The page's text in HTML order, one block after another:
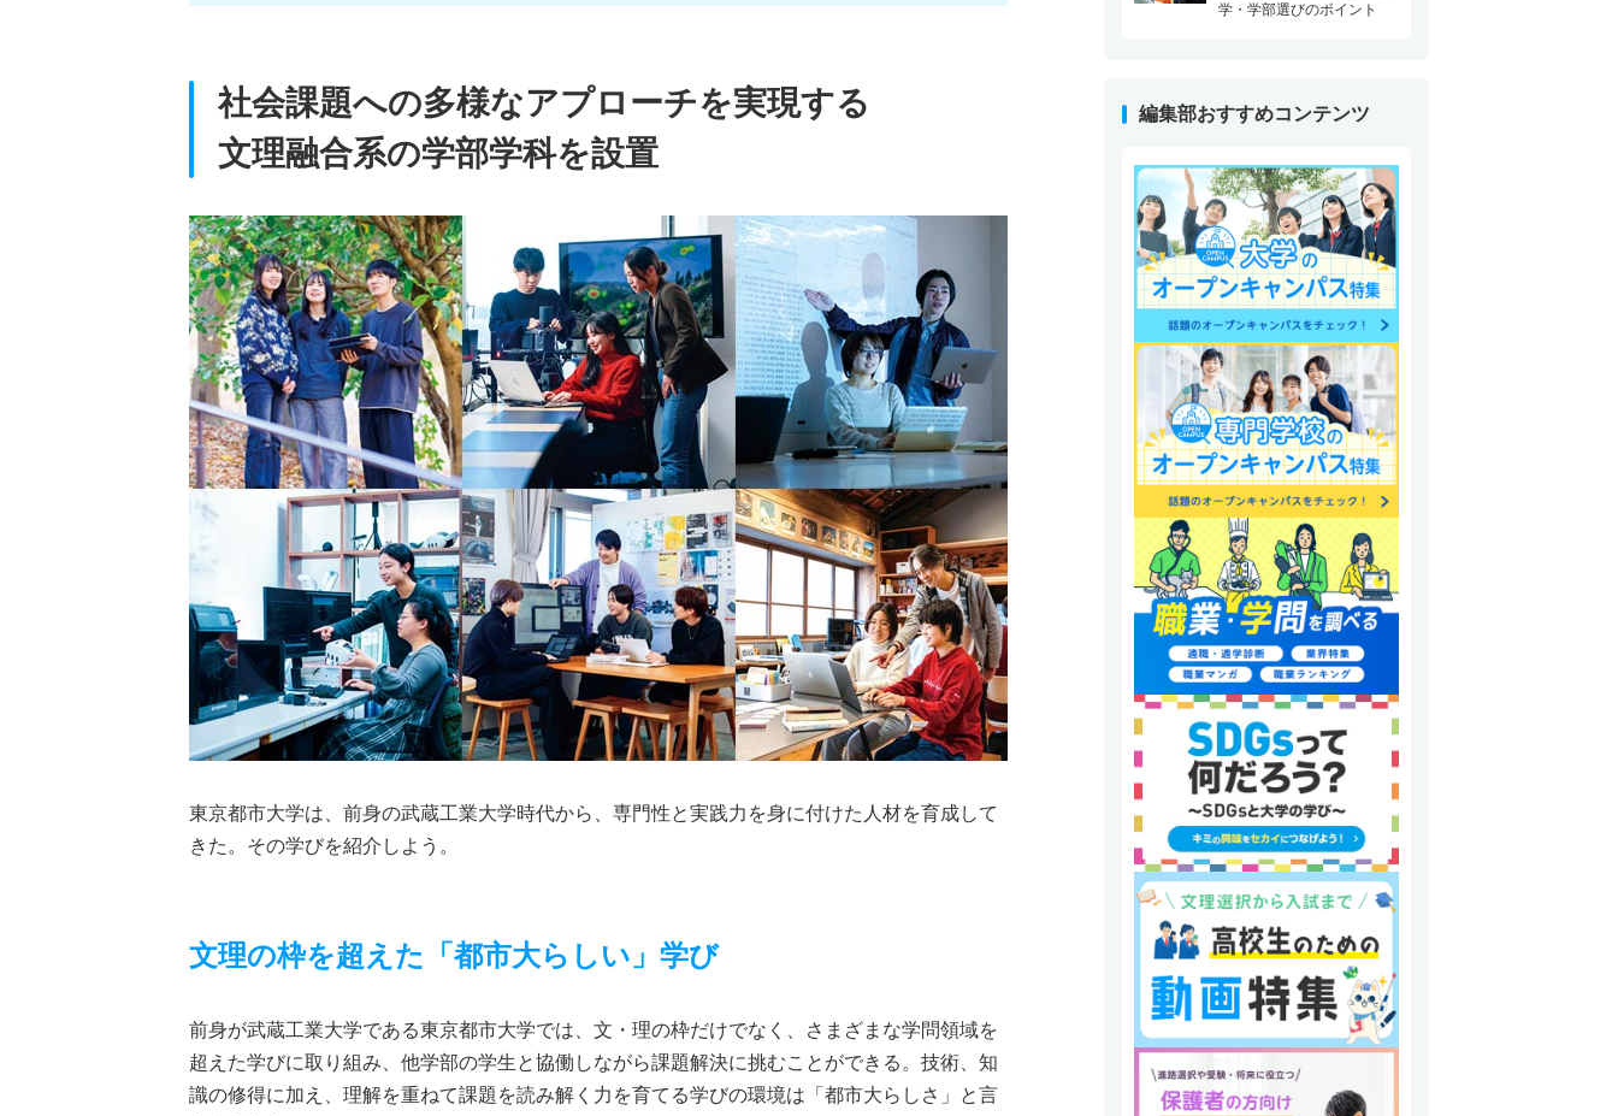
社会課題への多様なアプローチを実現する
文理融合系の学部学科を設置
東京都市大学は、前身の武蔵工業大学時代から、専門性と実践力を身に付けた人材を育成して
きた。その学びを紹介しよう。
文理の枠を超えた「都市大らしい」学び
前身が武蔵工業大学である東京都市大学では、文・理の枠だけでなく、さまざまな学問領域を
超えた学びに取り組み、他学部の学生と協働しながら課題解決に挑むことができる。技術、知
識の修得に加え、理解を重ねて課題を読み解く力を育てる学びの環境は「都市大らしさ」と言
学・学部選びのポイント
編集部おすすめコンテンツ